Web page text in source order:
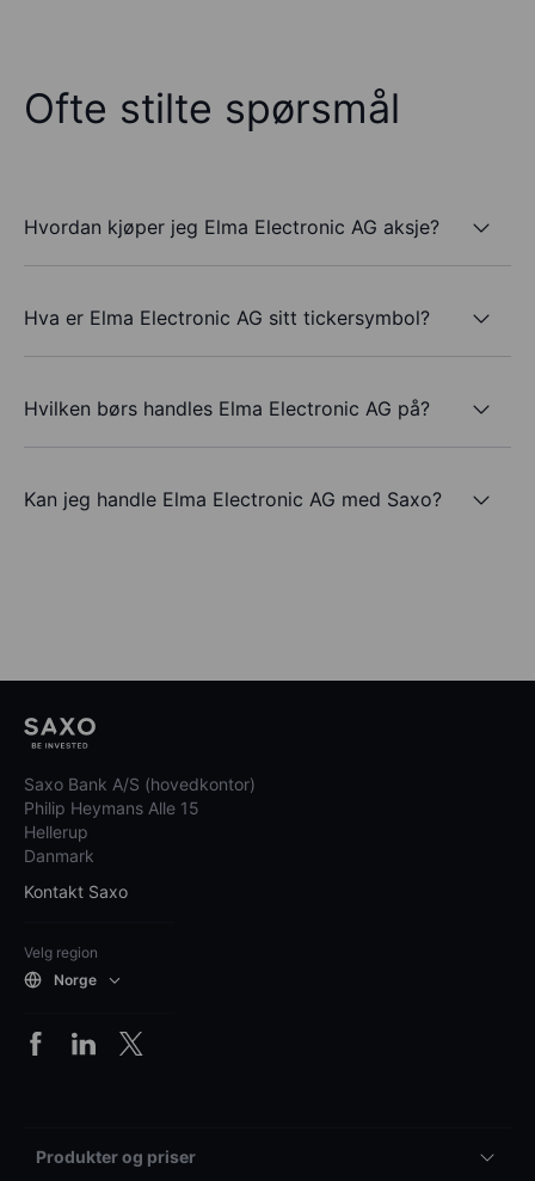
Ofte stilte spørsmål
Hvordan kjøper jeg Elma Electronic AG aksje?
Hva er Elma Electronic AG sitt tickersymbol?
Hvilken børs handles Elma Electronic AG på?
Kan jeg handle Elma Electronic AG med Saxo?
Saxo Bank A/S (hovedkontor)
Philip Heymans Alle 15
Hellerup
Danmark
Kontakt Saxo
Velg region
Norge
Produkter og priser